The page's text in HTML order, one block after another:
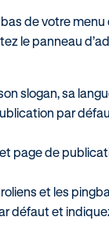
de votre
le panneau
slogan, sa
par
page de
et les
défaut et